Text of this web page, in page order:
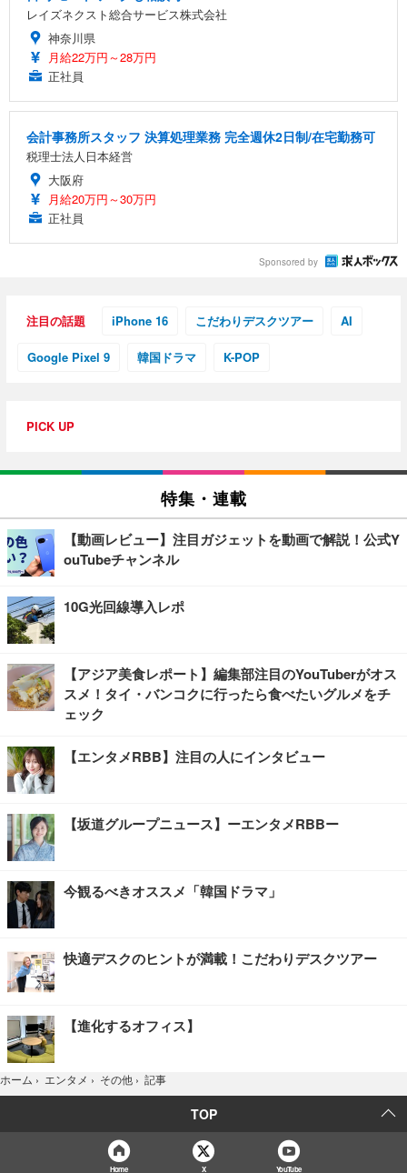
レイズネクスト総合サービス株式会社
神奈川県
月給22万円～28万円
正社員
会計事務所スタッフ 決算処理業務 完全週休2日制/在宅勤務可
税理士法人日本経営
大阪府
月給20万円～30万円
正社員
Sponsored by
注目の話題 iPhone 16 こだわりデスクツアー AI
Google Pixel 9 韓国ドラマ K-POP
PICK UP
特集・連載
【動画レビュー】注目ガジェットを動画で解説！公式Y
ouTubeチャンネル
10G光回線導入レポ
【アジア美食レポート】編集部注目のYouTuberがオス
スメ！タイ・バンコクに行ったら食べたいグルメをチ
ェック
【エンタメRBB】注目の人にインタビュー
【坂道グループニュース】ーエンタメRBBー
今観るべきオススメ「韓国ドラマ」
快適デスクのヒントが満載！こだわりデスクツアー
【進化するオフィス】
ホーム › エンタメ › その他 › 記事
TOP
Home X YouTube